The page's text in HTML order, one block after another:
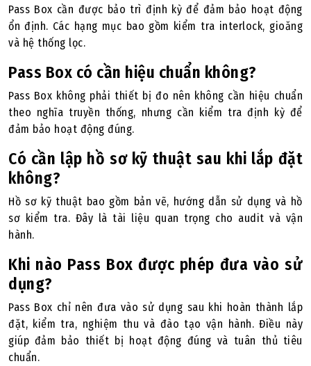
Pass Box cần được bảo trì định kỳ để đảm bảo hoạt động
ổn định. Các hạng mục bao gồm kiểm tra interlock, gioăng
và hệ thống lọc.
Pass Box có cần hiệu chuẩn không?
Pass Box không phải thiết bị đo nên không cần hiệu chuẩn
theo nghĩa truyền thống, nhưng cần kiểm tra định kỳ để
đảm bảo hoạt động đúng.
Có cần lập hồ sơ kỹ thuật sau khi lắp đặt
không?
Hồ sơ kỹ thuật bao gồm bản vẽ, hướng dẫn sử dụng và hồ
sơ kiểm tra. Đây là tài liệu quan trọng cho audit và vận
hành.
Khi nào Pass Box được phép đưa vào sử
dụng?
Pass Box chỉ nên đưa vào sử dụng sau khi hoàn thành lắp
đặt, kiểm tra, nghiệm thu và đào tạo vận hành. Điều này
giúp đảm bảo thiết bị hoạt động đúng và tuân thủ tiêu
chuẩn.